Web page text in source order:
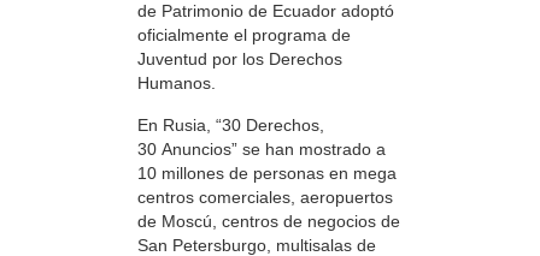
de Patrimonio de Ecuador adoptó
oficialmente el programa de
Juventud por los Derechos
Humanos.
En Rusia, “30 Derechos,
30 Anuncios” se han mostrado a
10 millones de personas en mega
centros comerciales, aeropuertos
de Moscú, centros de negocios de
San Petersburgo, multisalas de